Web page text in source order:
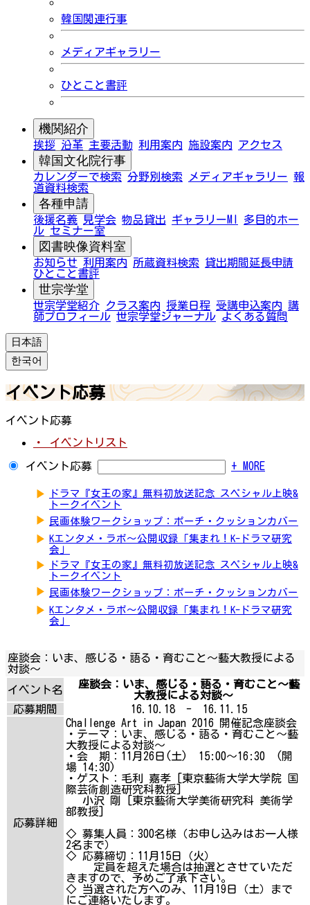
韓国関連行事
メディアギャラリー
ひとこと書評
機関紹介
挨拶 沿革 主要活動 利用案内 施設案内 アクセス
韓国文化院行事
カレンダーで検索 分野別検索 メディアギャラリー 報
道資料検索
各種申請
後援名義 見学会 物品貸出 ギャラリーMI
多目的ホー
ル セミナー室
図書映像資料室
お知らせ 利用案内 所蔵資料検索
貸出期間延長申請
ひとこと書評
世宗学堂
世宗学堂紹介 クラス案内 授業日程 受講申込案内 講
師プロフィール 世宗学堂ジャーナル よくある質問
日本語
한국어
イベント応募
イベント応募
・ イベントリスト
イベント応募 + MORE
▶
ドラマ『女王の家』無料初放送記念 スペシャル上映&
トークイベント
▶ 民画体験ワークショップ：ポーチ・クッションカバー
▶ Kエンタメ・ラボ～公開収録「集まれ！K-ドラマ研究
会」
▶
ドラマ『女王の家』無料初放送記念 スペシャル上映&
トークイベント
▶ 民画体験ワークショップ：ポーチ・クッションカバー
▶ Kエンタメ・ラボ～公開収録「集まれ！K-ドラマ研究
会」
座談会：いま、感じる・語る・育むこと～藝大教授による
対談〜
イベント名
座談会：いま、感じる・語る・育むこと～藝
大教授による対談〜
応募期間
16.10.18 - 16.11.15
応募詳細
Challenge Art in Japan 2016 開催記念座談会
・テーマ：いま、感じる・語る・育むこと～藝
大教授による対談〜
・会 期：11月26日(土) 15:00～16:30 (開
場 14:30)
・ゲスト：毛利 嘉孝 [東京藝術大学大学院 国
際芸術創造研究科教授]
小沢 剛 [東京藝術大学美術研究科 美術学
部教授]
◇ 募集人員：300名様（お申し込みはお一人様
2名まで）
◇ 応募締切：11月15日（火）
定員を超えた場合は抽選とさせていただ
きますので、予めご了承下さい。
◇ 当選された方へのみ、11月19日（土）まで
にご連絡いたします。